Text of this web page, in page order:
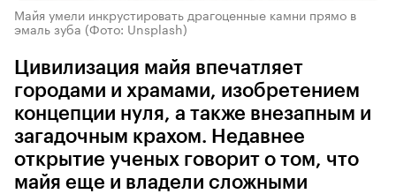
Майя умели инкрустировать драгоценные камни прямо в
эмаль зуба (Фото: Unsplash)
Цивилизация майя впечатляет
городами и храмами, изобретением
концепции нуля, а также внезапным и
загадочным крахом. Недавнее
открытие ученых говорит о том, что
майя еще и владели сложными